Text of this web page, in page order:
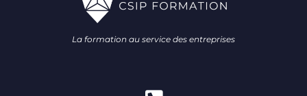
La formation au service des entreprises